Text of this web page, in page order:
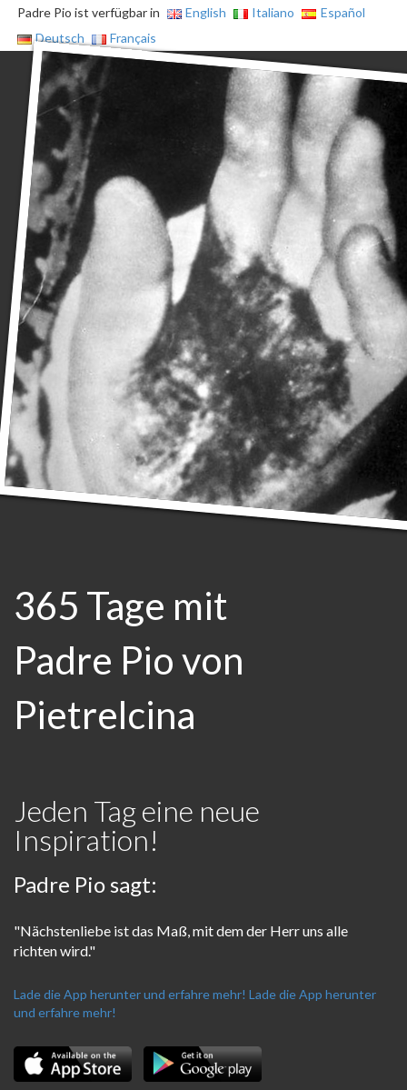
Padre Pio ist verfügbar in English Italiano
Español
Deutsch
Français
365 Tage mit
Padre Pio von
Pietrelcina
Jeden Tag eine neue
Inspiration!
Padre Pio sagt:
"Nächstenliebe ist das Maß, mit dem der Herr uns alle
richten wird."
Lade die App herunter und erfahre mehr! Lade die App herunter
und erfahre mehr!